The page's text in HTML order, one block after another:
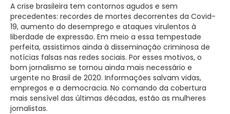
A crise brasileira tem contornos agudos e sem
precedentes: recordes de mortes decorrentes da Covid-
19, aumento do desemprego e ataques virulentos à
liberdade de expressão. Em meio a essa tempestade
perfeita, assistimos ainda à disseminação criminosa de
notícias falsas nas redes sociais. Por esses motivos, o
bom jornalismo se tornou ainda mais necessário e
urgente no Brasil de 2020. Informações salvam vidas,
empregos e a democracia. No comando da cobertura
mais sensível das últimas décadas, estão as mulheres
jornalistas.